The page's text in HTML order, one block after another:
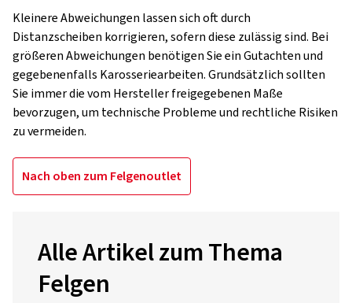
Kleinere Abweichungen lassen sich oft durch
Distanzscheiben korrigieren, sofern diese zulässig sind. Bei
größeren Abweichungen benötigen Sie ein Gutachten und
gegebenenfalls Karosseriearbeiten. Grundsätzlich sollten
Sie immer die vom Hersteller freigegebenen Maße
bevorzugen, um technische Probleme und rechtliche Risiken
zu vermeiden.
Nach oben zum Felgenoutlet
Alle Artikel zum Thema
Felgen